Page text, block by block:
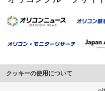
クッキーの使用について